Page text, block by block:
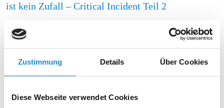
Zustimmung Details Über Cookies
Diese Webseite verwendet Cookies
ist kein Zufall – Critical Incident Teil 2
keine einfachen Antworten – sondern mutige
Entscheidungen. Der erste…
Angst in Deutschland, zwei Seiten einer